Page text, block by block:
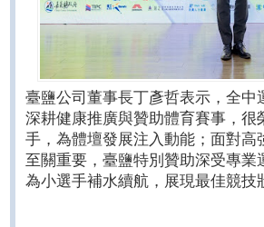
臺鹽公司董事長丁彥哲表示，全
深耕健康推廣與贊助體育賽事，
手，為體壇發展注入動能；面對
至關重要，臺鹽特別贊助深受專
為小選手補水續航，展現最佳競技